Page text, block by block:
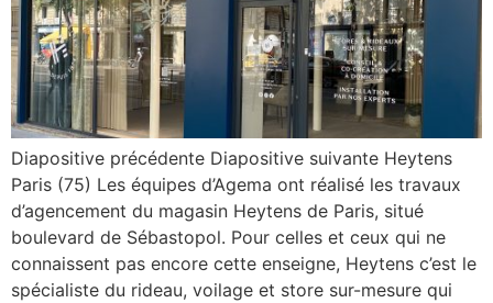
Diapositive précédente Diapositive suivante Heytens
Paris (75) Les équipes d’Agema ont réalisé les travaux
d’agencement du magasin Heytens de Paris, situé
boulevard de Sébastopol. Pour celles et ceux qui ne
connaissent pas encore cette enseigne, Heytens c’est le
spécialiste du rideau, voilage et store sur-mesure qui